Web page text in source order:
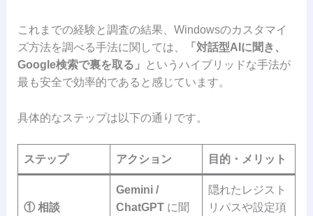
これまでの経験と調査の結果、Windowsのカスタマイ
ズ方法を調べる手法に関しては、
「対話型AIに聞き、
Google検索で裏を取る」
というハイブリッドな手法が
最も安全で効率的であると感じています。
具体的なステップは以下の通りです。
ステップ アクション 目的・メリット
① 相談
Gemini /
ChatGPTに聞
隠れたレジスト
リパスや設定項